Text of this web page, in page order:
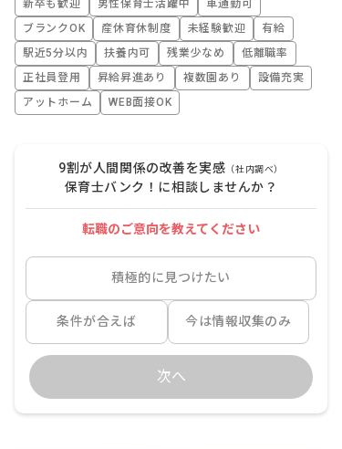
新卒も歓迎 男性保育士活躍中
車通勤可
ブランクOK
産休育休制度 未経験歓迎
有給
駅近5分以内
扶養内可 残業少なめ
低離職率
正社員登用
昇給昇進あり 複数園あり
設備充実
アットホーム
WEB面接OK
9割が人間関係の改善を実感 （社内調べ）
保育士バンク！に相談しませんか？
転職のご意向を教えてください
積極的に見つけたい
条件が合えば 今は情報収集のみ
次へ